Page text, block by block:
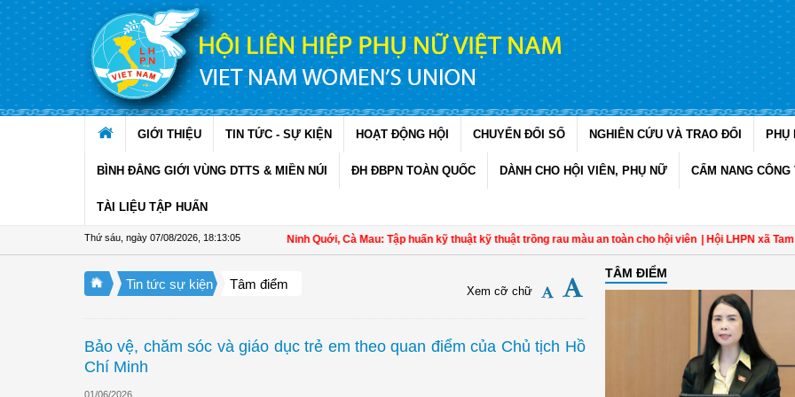
Truy cập nội dung luôn
GIỚI THIỆU TIN TỨC - SỰ KIỆN HOẠT ĐỘNG HỘI CHUYỂN ĐỔI SỐ NGHIÊN CỨU VÀ TRAO ĐỔI PHỤ
BÌNH ĐẲNG GIỚI VÙNG DTTS & MIỀN NÚI ĐH ĐBPN TOÀN QUỐC DÀNH CHO HỘI VIÊN, PHỤ NỮ CẨM NANG CÔNG
TÀI LIỆU TẬP HUẤN
Thứ sáu, ngày 07/08/2026 18:13:06
Hội LHPN xã Ninh Quới, Cà Mau: Tập huấn kỹ thuật kỹ thuật trồng rau màu an toàn cho hội viên | Hội LHPN xã Tam Ngãi,
Tin tức sự kiện Tâm điểm Xem cỡ chữ
Bảo vệ, chăm sóc và giáo dục trẻ em theo quan điểm của Chủ tịch Hồ
Chí Minh
01/06/2026
TÂM ĐIỂM